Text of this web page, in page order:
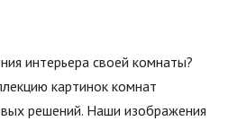
интерьера своей комнаты?
картинок комнат
решений. Наши изображения